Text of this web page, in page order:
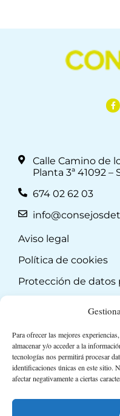
Para ofrecer las mejores
almacenar y/o acceder a la
tecnologías nos permitirá procesar
identificaciones únicas en este sitio.
afectar negativamente a ciertas
Calle Camino de
Planta 3ª 41092 –
674 02 62 03
Aviso legal
Política de cookies
Protección de datos